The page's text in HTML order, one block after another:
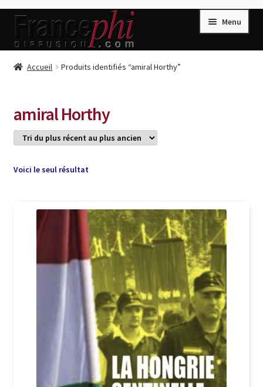
Aller
la
Aller
contenu
Menu
Accueil
Conditions de Vente
Connection
Listes d’Envies
Livres de Peter Randa
Livres de Philippe Randa
Nous Contacter
Politique de confidentialité et cookies
Accueil Produits identifiés “amiral Horthy”
amiral Horthy
Voici le seul résultat